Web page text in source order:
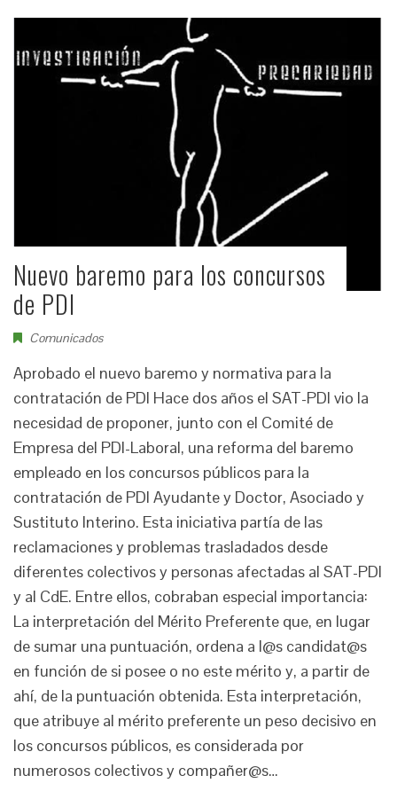
Nuevo baremo para los concursos
de PDI
Comunicados
Aprobado el nuevo baremo y normativa para la
contratación de PDI Hace dos años el SAT-PDI vio la
necesidad de proponer, junto con el Comité de
Empresa del PDI-Laboral, una reforma del baremo
empleado en los concursos públicos para la
contratación de PDI Ayudante y Doctor, Asociado y
Sustituto Interino. Esta iniciativa partía de las
reclamaciones y problemas trasladados desde
diferentes colectivos y personas afectadas al SAT-PDI
y al CdE. Entre ellos, cobraban especial importancia:
La interpretación del Mérito Preferente que, en lugar
de sumar una puntuación, ordena a l@s candidat@s
en función de si posee o no este mérito y, a partir de
ahí, de la puntuación obtenida. Esta interpretación,
que atribuye al mérito preferente un peso decisivo en
los concursos públicos, es considerada por
numerosos colectivos y compañer@s…